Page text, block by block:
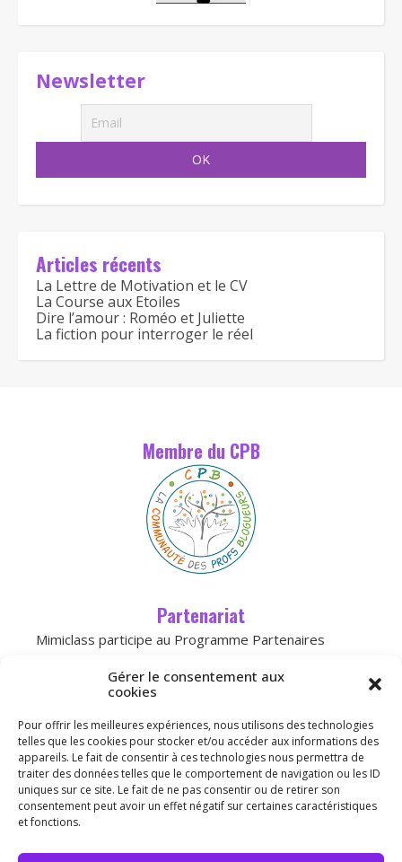
Gérer le consentement aux
cookies
Pour offrir les meilleures expériences, nous utilisons des technologies
telles que les cookies pour stocker et/ou accéder aux informations des
appareils. Le fait de consentir à ces technologies nous permettra de
traiter des données telles que le comportement de navigation ou les ID
uniques sur ce site. Le fait de ne pas consentir ou de retirer son
consentement peut avoir un effet négatif sur certaines caractéristiques
et fonctions.
Newsletter
Articles récents
La Lettre de Motivation et le CV
La Course aux Etoiles
Dire l’amour : Roméo et Juliette
La fiction pour interroger le réel
Membre du CPB
Partenariat
Mimiclass participe au Programme Partenaires
permettre à des sites de percevoir une
versAmazon.fr
Licence
Merci de ne pas publier mon travail sur vos blogs,
mais de mettre le lien du site.